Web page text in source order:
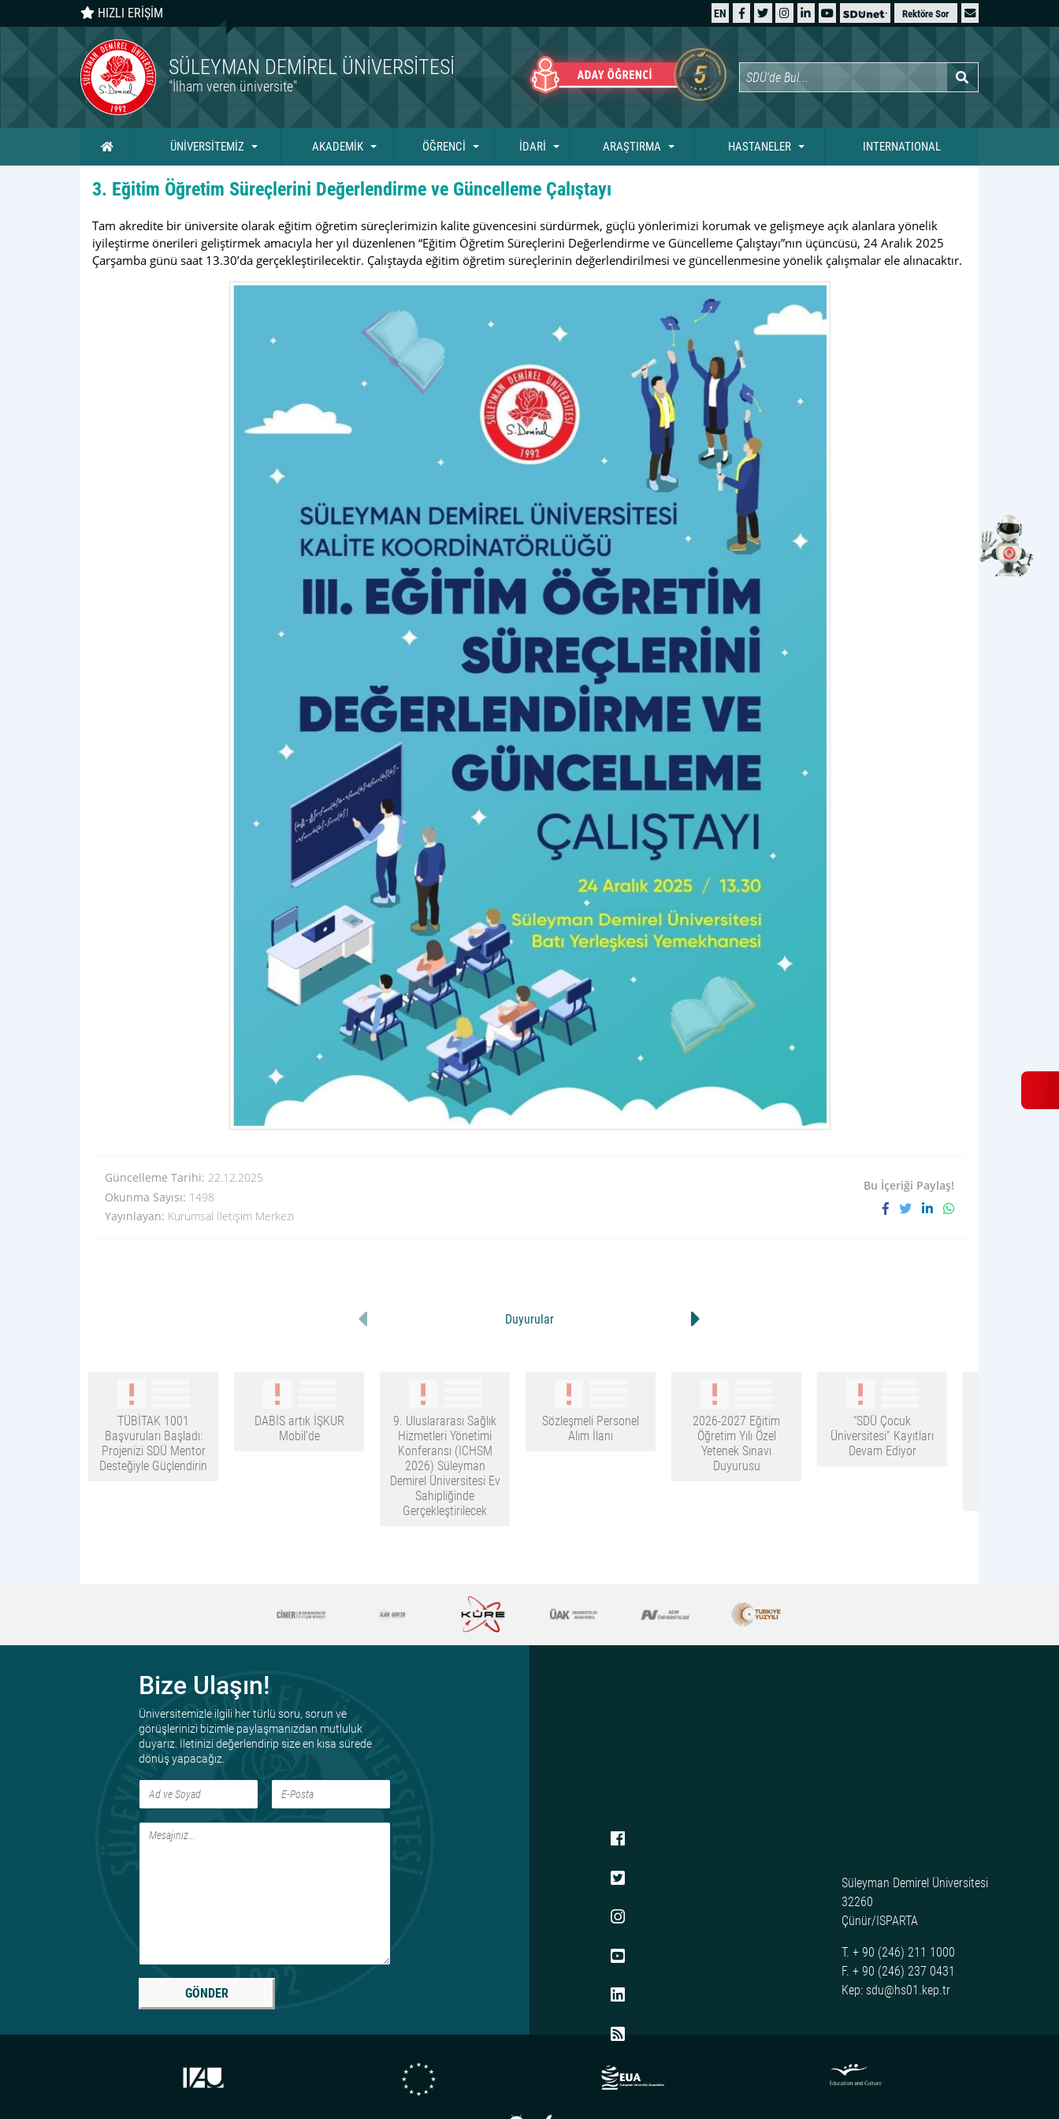
HIZLI ERİŞİM EN Rektöre Sor
SÜLEYMAN DEMIREL ÜNIVERSITESI
"İlham veren üniversite"
Ana Sayfa ÜNİVERSİTEMİZ AKADEMİK ÖĞRENCİ İDARİ ARAŞTIRMA HASTANELER INTERNATIONAL
3. Eğitim Öğretim Süreçlerini Değerlendirme ve Güncelleme Çalıştayı
Tam akredite bir üniversite olarak eğitim öğretim süreçlerimizin kalite güvencesini sürdürmek, güçlü yönlerimizi korumak ve gelişmeye açık alanlara yönelik
iyileştirme önerileri geliştirmek amacıyla her yıl düzenlenen “Eğitim Öğretim Süreçlerini Değerlendirme ve Güncelleme Çalıştayı”nın üçüncüsü, 24 Aralık 2025
Çarşamba günü saat 13.30’da gerçekleştirilecektir. Çalıştayda eğitim öğretim süreçlerinin değerlendirilmesi ve güncellenmesine yönelik çalışmalar ele alınacaktır.
Güncelleme Tarihi: 22.12.2025
Okunma Sayısı: 1498
Yayınlayan: Kurumsal İletişim Merkezi
Bu İçeriği Paylaş!
Duyurular
TÜBİTAK 1001
Başvuruları Başladı:
Projenizi SDÜ Mentor
Desteğiyle Güçlendirin
DABİS artık İŞKUR
Mobil'de
9. Uluslararası Sağlık
Hizmetleri Yönetimi
Konferansı (ICHSM
2026) Süleyman
Demirel Üniversitesi Ev
Sahipliğinde
Gerçekleştirilecek
Sözleşmeli Personel
Alım İlanı
2026-2027 Eğitim
Öğretim Yılı Özel
Yetenek Sınavı
Duyurusu
“SDÜ Çocuk
Üniversitesi” Kayıtları
Devam Ediyor
Bize Ulaşın!
Üniversitemizle ilgili her türlü soru, sorun ve
görüşlerinizi bizimle paylaşmanızdan mutluluk
duyarız. İletinizi değerlendirip size en kısa sürede
dönüş yapacağız.
GÖNDER
Süleyman Demirel Üniversitesi
32260
Çünür/ISPARTA
T. + 90 (246) 211 1000
F. + 90 (246) 237 0431
Kep: sdu@hs01.kep.tr